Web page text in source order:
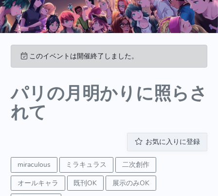
このイベントは開催終了しました。
パリの月明かりに照らさ
れて
お気に入りに登録
miraculous ミラキュラス
二次創作
オールキャラ
既刊OK
展示のみOK